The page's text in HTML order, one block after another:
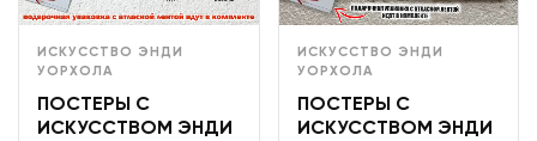
ИСКУССТВО ЭНДИ
УОРХОЛА
ПОСТЕРЫ С
ИСКУССТВОМ ЭНДИ
ИСКУССТВО ЭНДИ
УОРХОЛА
ПОСТЕРЫ С
ИСКУССТВОМ ЭНДИ